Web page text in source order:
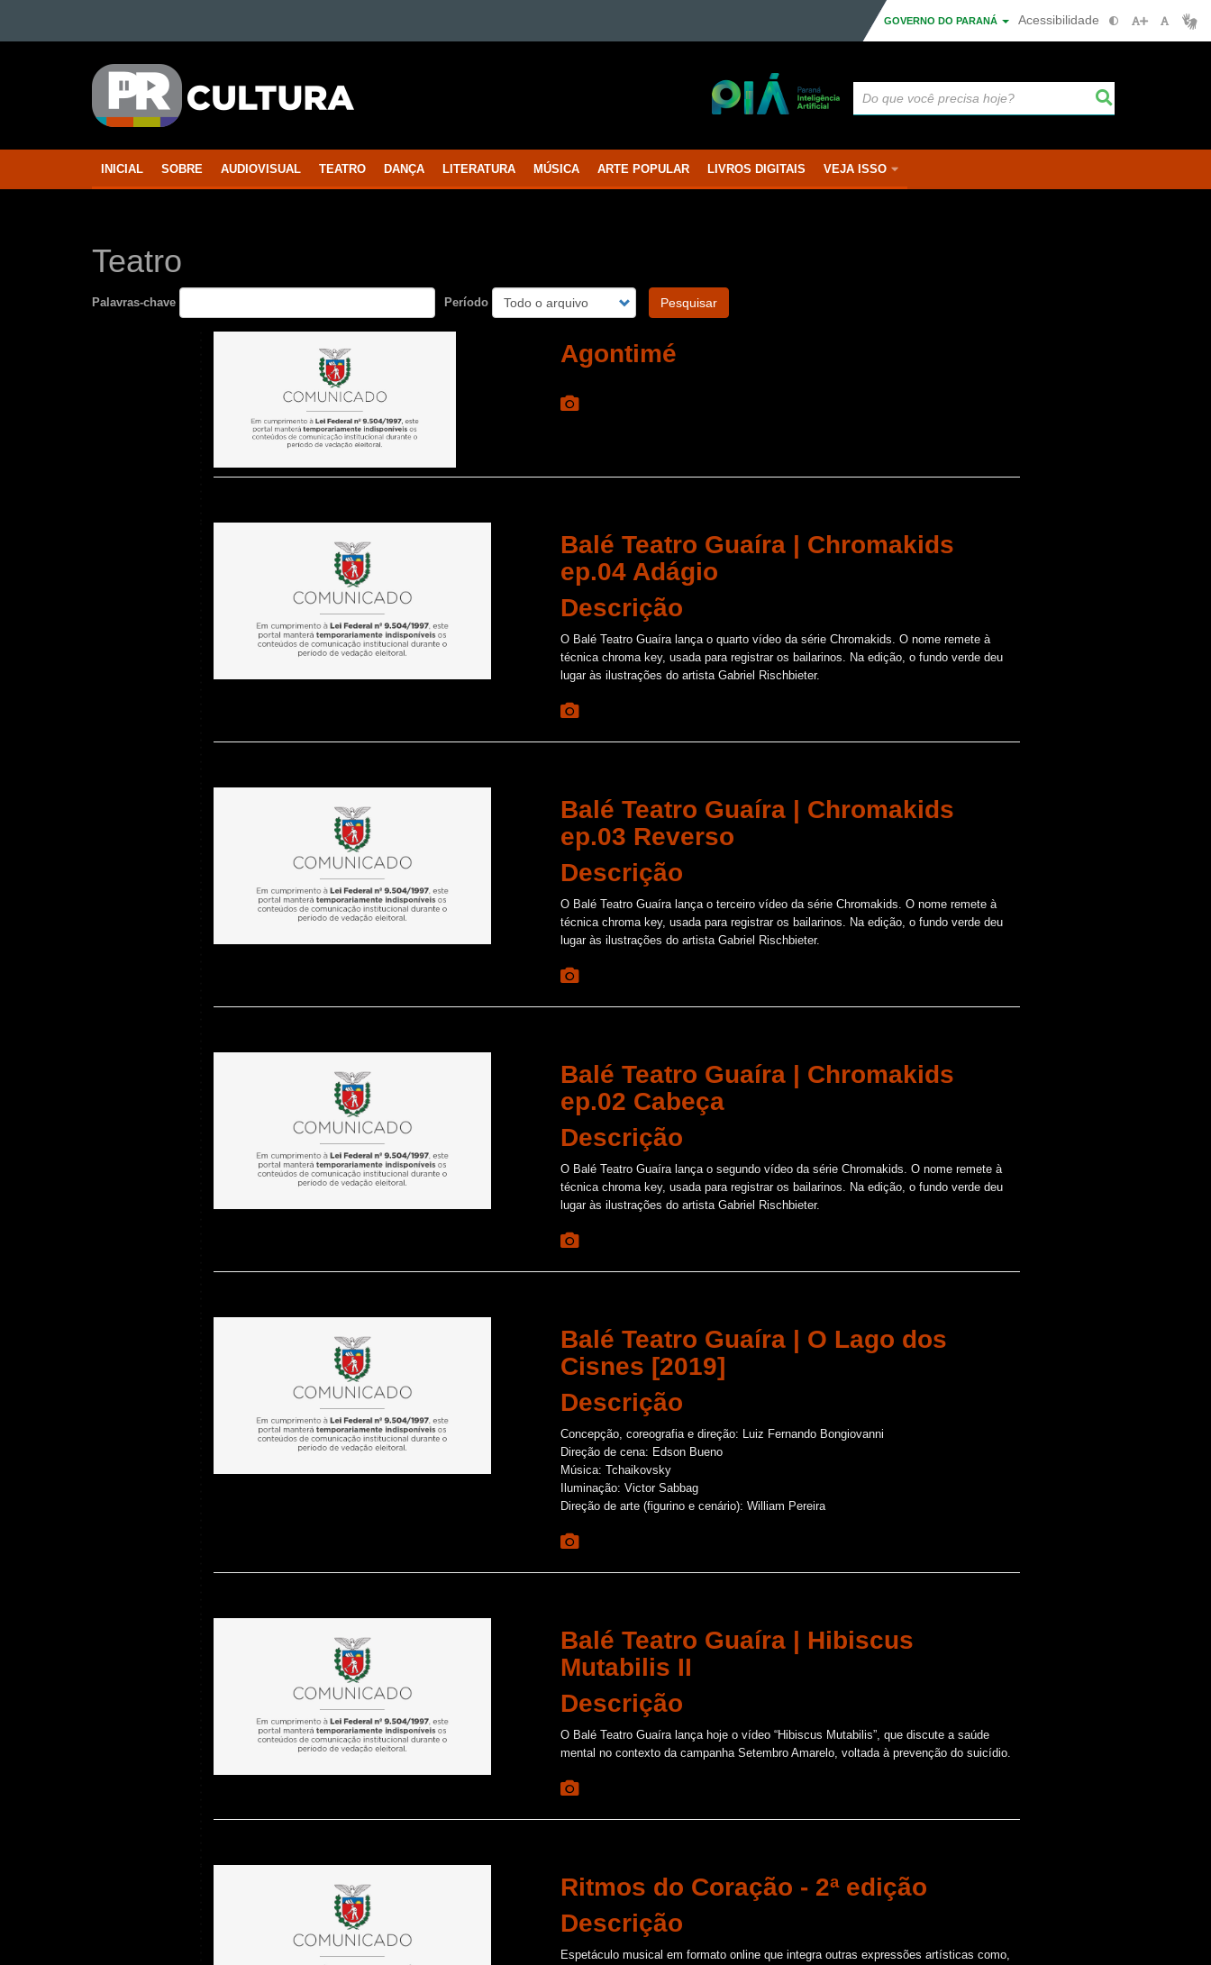
Ir para a navegação
Ir para a busca
GOVERNO DO PARANÁ Acessibilidade
PARANÁ
CULTURA
Navegação
INICIAL SOBRE AUDIOVISUAL TEATRO DANÇA LITERATURA MÚSICA ARTE POPULAR LIVROS DIGITAIS VEJA ISSO
Teatro
Palavras-chave Período Pesquisar
Agontimé
Balé Teatro Guaíra | Chromakids
ep.04 Adágio
Descrição
O Balé Teatro Guaíra lança o quarto vídeo da série Chromakids. O nome remete à
técnica chroma key, usada para registrar os bailarinos. Na edição, o fundo verde deu
lugar às ilustrações do artista Gabriel Rischbieter.
Balé Teatro Guaíra | Chromakids
ep.03 Reverso
Descrição
O Balé Teatro Guaíra lança o terceiro vídeo da série Chromakids. O nome remete à
técnica chroma key, usada para registrar os bailarinos. Na edição, o fundo verde deu
lugar às ilustrações do artista Gabriel Rischbieter.
Balé Teatro Guaíra | Chromakids
ep.02 Cabeça
Descrição
O Balé Teatro Guaíra lança o segundo vídeo da série Chromakids. O nome remete à
técnica chroma key, usada para registrar os bailarinos. Na edição, o fundo verde deu
lugar às ilustrações do artista Gabriel Rischbieter.
Balé Teatro Guaíra | O Lago dos
Cisnes [2019]
Descrição
Concepção, coreografia e direção: Luiz Fernando Bongiovanni
Direção de cena: Edson Bueno
Música: Tchaikovsky
Iluminação: Victor Sabbag
Direção de arte (figurino e cenário): William Pereira
Balé Teatro Guaíra | Hibiscus
Mutabilis II
Descrição
O Balé Teatro Guaíra lança hoje o vídeo “Hibiscus Mutabilis”, que discute a saúde
mental no contexto da campanha Setembro Amarelo, voltada à prevenção do suicídio.
Ritmos do Coração - 2ª edição
Descrição
Espetáculo musical em formato online que integra outras expressões artísticas como,